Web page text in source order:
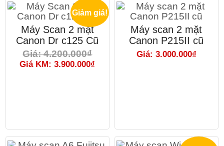
Giảm giá!
Máy Scan 2 mặt
Canon Dr c125 Cũ
Giá: 4.200.000₫
Giá KM: 3.900.000₫
Máy scan 2 mặt
Canon P215II cũ
Giá: 3.000.000₫